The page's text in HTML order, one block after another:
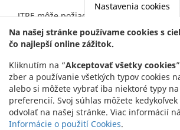
JTRE môže požiadať o poskytnutie
potrebných na potvrdenie totožnosti
má oprávnené pochybnosti o totožnosti
ktorá podáva žiadosť podľa
osobných údajov; ustanovenie§ 18
osobných údajov tým nie je dotknuté.
V prípade akýchkoľvek otázok sa
kedykoľvek obrátiť prostredníctvom
Nastavenia cookies
Na našej stránke používame cookies s
čo najlepší online zážitok.
Kliknutím na “Akceptovať všetky cookies
zber a používanie všetkých typov cookies
alebo si môžete vybrať iba niektoré typy
preferencií. Svoj súhlas môžete
odvolať na našej stránke. Viac informácií
Informácie o použití Cookies.